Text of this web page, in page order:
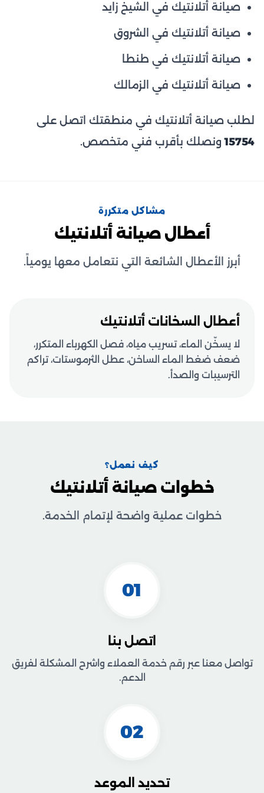
صيانة أتلانتيك في الشيخ زايد
صيانة أتلانتيك في الشروق
صيانة أتلانتيك في طنطا
صيانة أتلانتيك في الزمالك
لطلب صيانة أتلانتيك في منطقتك اتصل على
15754ونصلك بأقرب فني متخصص.
مشاكل متكررة
أعطال صيانة أتلانتيك
أبرز الأعطال الشائعة التي نتعامل معها يومياً.
أعطال السخانات أتلانتيك
لا يسخّن الماء، تسريب مياه، فصل الكهرباء المتكرر،
ضعف ضغط الماء الساخن، عطل الثرموستات، تراكم
الترسيبات والصدأ.
كيف نعمل؟
خطوات صيانة أتلانتيك
خطوات عملية واضحة لإتمام الخدمة.
01
اتصل بنا
تواصل معنا عبر رقم خدمة العملاء واشرح المشكلة لفريق
الدعم.
02
تحديد الموعد